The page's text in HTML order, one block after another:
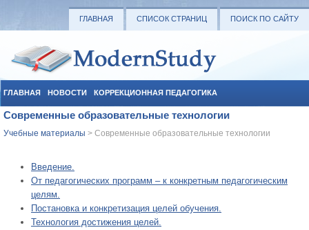
ГЛАВНАЯ СПИСОК СТРАНИЦ ПОИСК ПО САЙТУ
ГЛАВНАЯ НОВОСТИ КОРРЕКЦИОННАЯ ПЕДАГОГИКА
СОЦИАЛЬНАЯ ПЕДАГОГИКА УЧЕБНЫЕ МАТЕРИАЛЫ
Современные образовательные технологии
Учебные материалы > Современные образовательные технологии
Введение.
От педагогических программ – к конкретным педагогическим
целям.
Постановка и конкретизация целей обучения.
Технология достижения целей.